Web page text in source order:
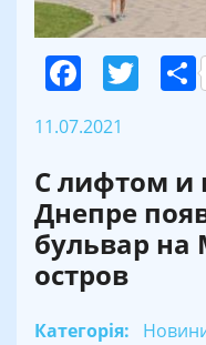
11.07.2021
С лифтом и
Днепре
бульвар на
остров
Категорія: